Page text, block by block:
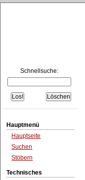
Schnellsuche:
Hauptmenü
Hauptseite
Suchen
Stöbern
Technisches